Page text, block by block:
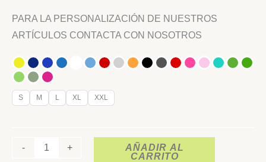
PARA LA PERSONALIZACIÓN DE NUESTROS
ARTÍCULOS CONTACTA CON NOSOTROS
S M L XL XXL
- +
AÑADIR AL
CARRITO